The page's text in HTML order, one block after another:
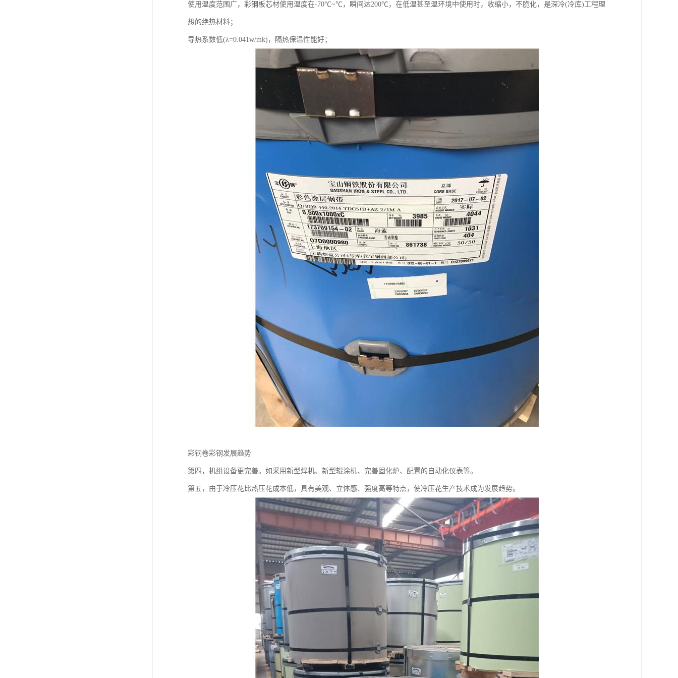
使用温度范围广，彩钢板芯材使用温度在-70℃~℃，瞬间达200℃，在低温甚至温环境中使用时，收缩小，不脆化，是深冷(冷库)工程理
想的绝热材料；
导热系数低(λ=0.041w/mk)，隔热保温性能好；
彩钢卷彩钢发展趋势
第四，机组设备更完善。如采用新型焊机、新型辊涂机、完善固化炉、配置的自动化仪表等。
第五，由于冷压花比热压花成本低，具有美观、立体感、强度高等特点，使冷压花生产技术成为发展趋势。